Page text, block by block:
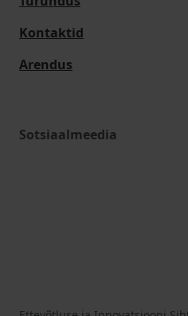
Kontaktid
Arendus
Sotsiaalmeedia